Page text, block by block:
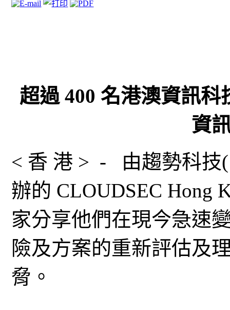
超過 400 名港澳資訊
資
< 香 港 > - 由趨勢科技
辦的 CLOUDSEC Hong
家分享他們在現今急速
險及方案的重新評估及
脅。